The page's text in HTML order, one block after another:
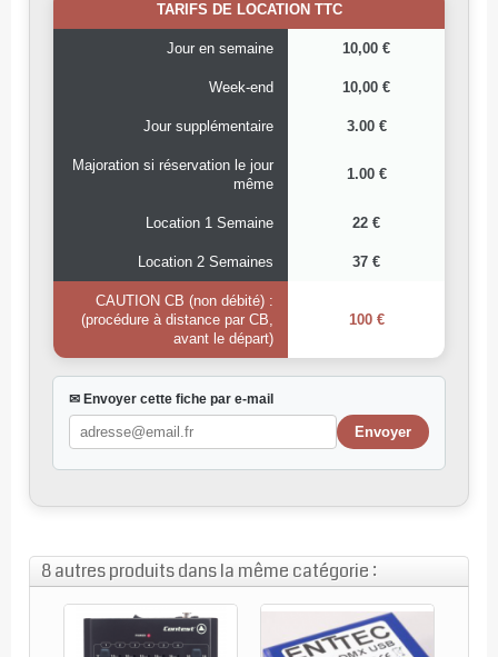
TARIFS DE LOCATION TTC
Jour en semaine 10,00 €
Week-end 10,00 €
Jour supplémentaire 3.00 €
Majoration si réservation le jour
même
1.00 €
Location 1 Semaine 22 €
Location 2 Semaines 37 €
CAUTION CB (non débité) :
(procédure à distance par CB,
avant le départ)
100 €
✉ Envoyer cette fiche par e-mail
8 autres produits dans la même catégorie :